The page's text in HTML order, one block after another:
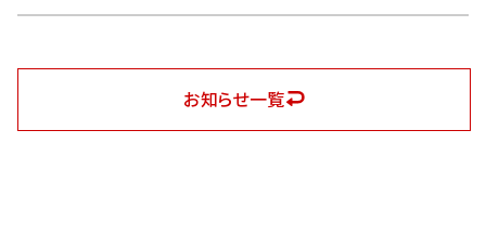
お知らせ一覧